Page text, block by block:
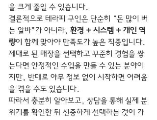
을 크게 줄일 수 있습니다.
결론적으로 테라피 구인은 단순히 “돈 많이 버
는 알바”가 아니라, 환경 + 시스템 + 개인 역
량이 함께 맞아야 만족도가 높은 직종입니다.
제대로 된 매장을 선택하고 꾸준히 경험을 쌓
는다면 안정적인 수입을 만들 수 있는 분야이
지만, 반대로 아무 정보 없이 시작하면 어려움
을 겪을 수도 있습니다.
따라서 충분히 알아보고, 상담을 통해 실제 분
위기를 확인한 뒤 신중하게 선택하는 것이 가